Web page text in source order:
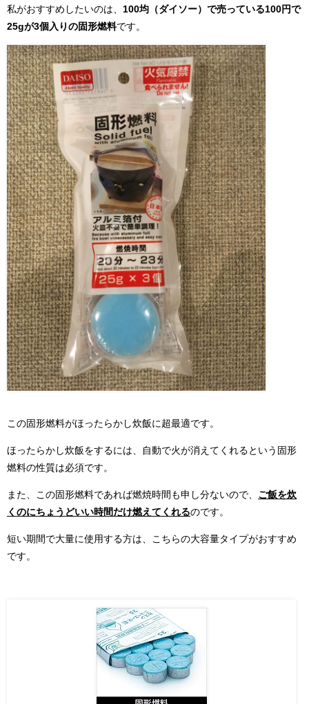
私がおすすめしたいのは、 100均（ダイソー）で売っている100円で
25gが3個入りの固形燃料です。
この固形燃料がほったらかし炊飯に超最適です。
ほったらかし炊飯をするには、自動で火が消えてくれるという固形
燃料の性質は必須です。
また、この固形燃料であれば燃焼時間も申し分ないので、 ご飯を炊
くのにちょうどいい時間だけ燃えてくれるのです。
短い期間で大量に使用する方は、こちらの大容量タイプがおすすめ
です。